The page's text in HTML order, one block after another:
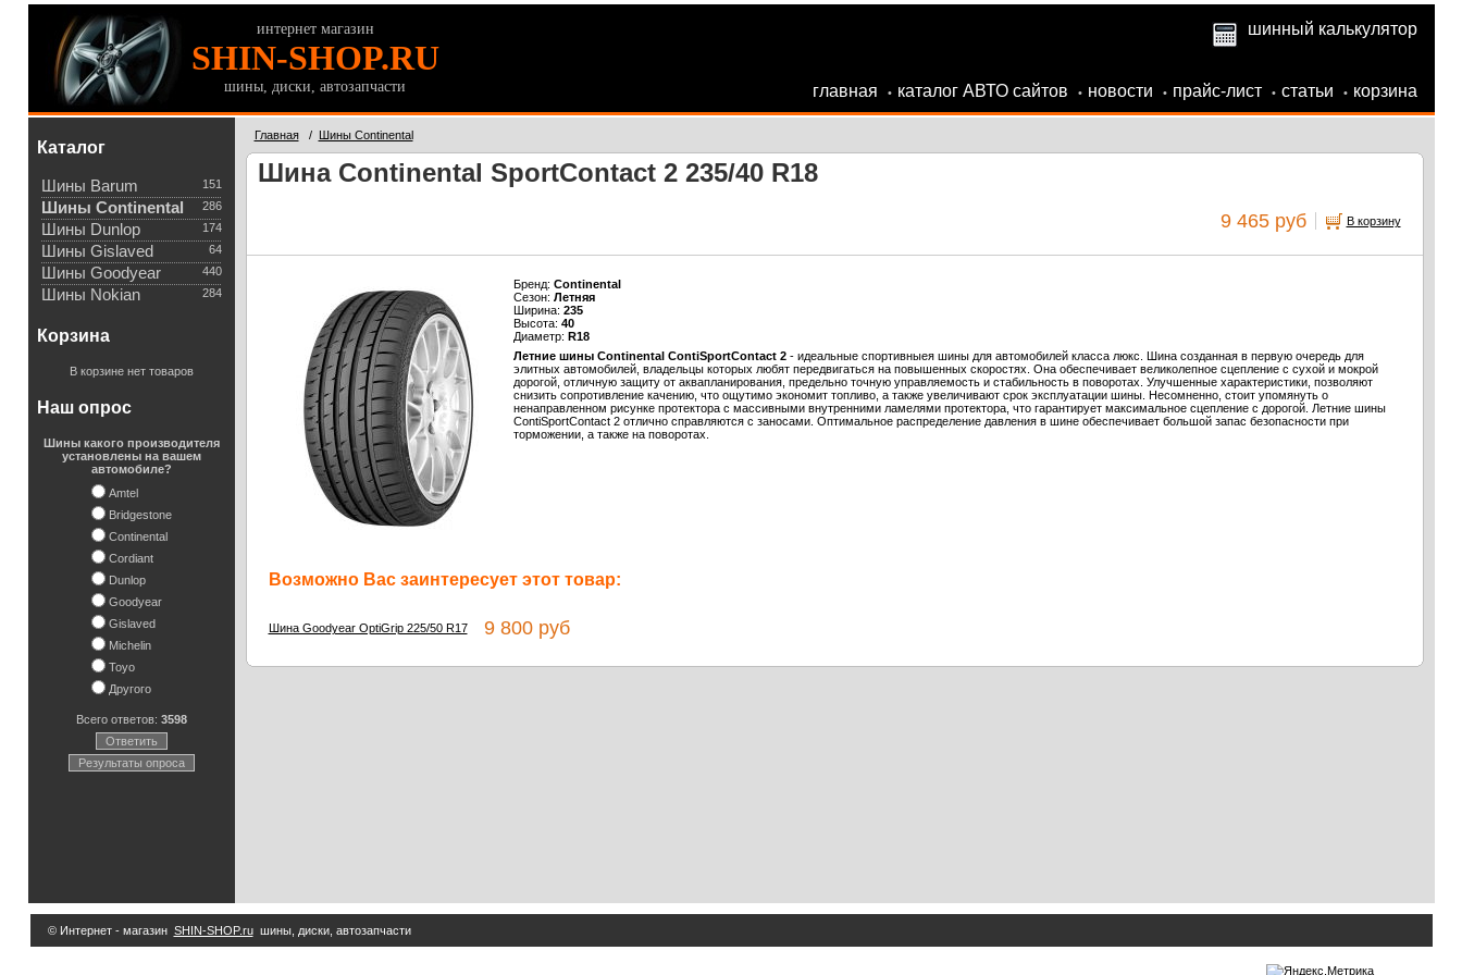
интернет магазин
SHIN-SHOP.RU
шины, диски, автозапчасти
шинный калькулятор
главная • каталог АВТО сайтов • новости • прайс-лист • статьи • корзина
Каталог
151
Шины Barum
286
Шины Continental
174
Шины Dunlop
64
Шины Gislaved
440
Шины Goodyear
284
Шины Nokian
Корзина
В корзине нет товаров
Наш опрос
Шины какого производителя
установлены на вашем
автомобиле?
Amtel
Bridgestone
Continental
Cordiant
Dunlop
Goodyear
Gislaved
Michelin
Toyo
Другого
Всего ответов: 3598
Ответить
Результаты опроса
Главная/ Шины Continental
Шина Continental SportContact 2 235/40 R18
9 465 руб В корзину
Бренд: Continental
Сезон: Летняя
Ширина: 235
Высота: 40
Диаметр: R18
Летние шины Continental ContiSportContact 2- идеальные спортивныея шины для автомобилей класса люкс. Шина созданная в первую очередь для
элитных автомобилей, владельцы которых любят передвигаться на повышенных скоростях. Она обеспечивает великолепное сцепление с сухой и мокрой
дорогой, отличную защиту от аквапланирования, предельно точную управляемость и стабильность в поворотах. Улучшенные характеристики, позволяют
снизить сопротивление качению, что ощутимо экономит топливо, а также увеличивают срок эксплуатации шины. Несомненно, стоит упомянуть о
ненаправленном рисунке протектора с массивными внутренними ламелями протектора, что гарантирует максимальное сцепление с дорогой. Летние шины
ContiSportContact 2 отлично справляются с заносами. Оптимальное распределение давления в шине обеспечивает большой запас безопасности при
торможении, а также на поворотах.
Возможно Вас заинтересует этот товар:
Шина Goodyear OptiGrip 225/50 R179 800 руб
© Интернет - магазин SHIN-SHOP.ruшины, диски, автозапчасти